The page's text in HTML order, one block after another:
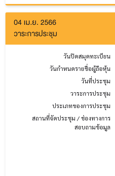
04 เม.ย. 2566
วาระการประชุม
วันปิดสมุดทะเบียน
วันกำหนดรายชื่อผู้ถือหุ้น
วันที่ประชุม
วาระการประชุม
ประเภทของการประชุม
สถานที่จัดประชุม / ช่องทางการ
สอบถามข้อมูล